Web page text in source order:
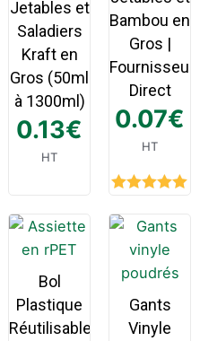
Jetables et
Saladiers
Kraft en
Gros (50ml
à 1300ml)
0.13€
HT
Bambou en
Gros |
Fournisseur
Direct
0.07€
HT
Bol
Plastique
Réutilisable
Gants
Vinyle